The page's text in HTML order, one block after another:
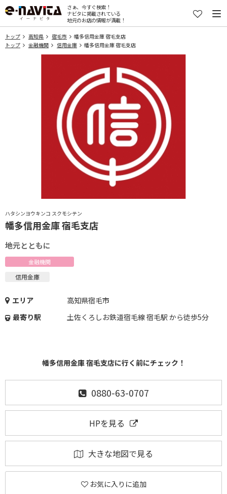
さぁ、今すぐ検索！
ナビタに掲載されている
地元のお店の情報が満載！
トップ 高知県 宿毛市
幡多信用金庫 宿毛支店
トップ
金融機関 信用金庫 幡多信用金庫 宿毛支店
ハタシンヨウキンコ スクモシテン
幡多信用金庫 宿毛支店
地元とともに
金融機関
信用金庫
エリア
高知県宿毛市
最寄り駅
土佐くろしお鉄道宿毛線 宿毛駅 から徒歩5分
幡多信用金庫 宿毛支店に行く前にチェック！
0880-63-0707
HPを見る
大きな地図で見る
お気に入りに追加